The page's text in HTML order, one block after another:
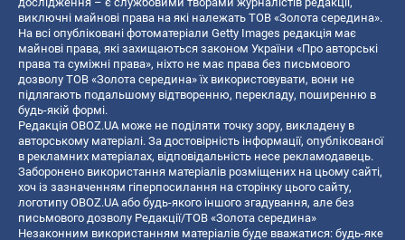
виключні майнові права на які належать ТОВ «Золота середина».
На всі опубліковані фотоматеріали Getty Images редакція має
майнові права, які захищаються законом України «Про авторські
права та суміжні права», ніхто не має права без письмового
дозволу ТОВ «Золота середина» їх використовувати, вони не
підлягають подальшому відтворенню, перекладу, поширенню в
будь-якій формі.
Редакція OBOZ.UA може не поділяти точку зору, викладену в
авторському матеріалі. За достовірність інформації, опублікованої
в рекламних матеріалах, відповідальність несе рекламодавець.
Заборонено використання матеріалів розміщених на цьому сайті,
хоч із зазначенням гіперпосилання на сторінку цього сайту,
логотипу OBOZ.UA або будь-якого іншого згадування, але без
письмового дозволу Редакції/ТОВ «Золота середина»
Незаконним використанням матеріалів буде вважатися: будь-яке